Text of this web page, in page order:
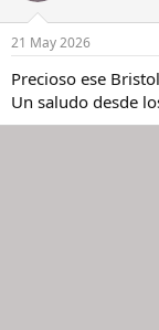
o
n
e
s
21 May 2026
Precioso ese
Un saludo desde